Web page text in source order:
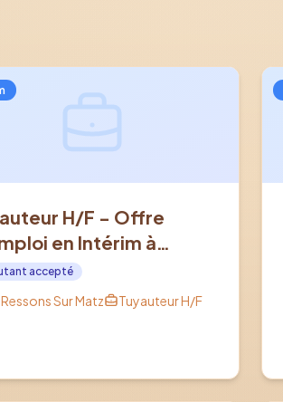
H/F - Offre
en Intérim à
SUR MATZ (60)
accepté
Sur Matz Tuyauteur H/F